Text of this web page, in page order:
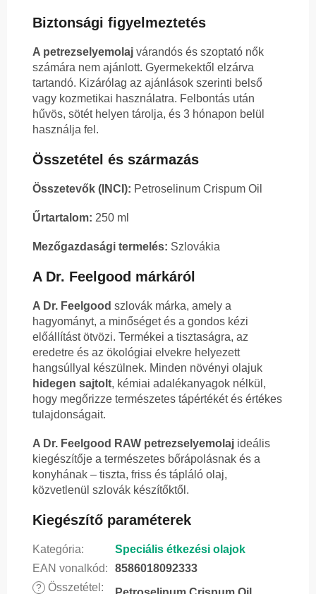
Biztonsági figyelmeztetés
A petrezselyemolaj várandós és szoptató nők
számára nem ajánlott. Gyermekektől elzárva
tartandó. Kizárólag az ajánlások szerinti belső
vagy kozmetikai használatra. Felbontás után
hűvös, sötét helyen tárolja, és 3 hónapon belül
használja fel.
Összetétel és származás
Összetevők (INCI): Petroselinum Crispum Oil
Űrtartalom: 250 ml
Mezőgazdasági termelés: Szlovákia
A Dr. Feelgood márkáról
A Dr. Feelgood szlovák márka, amely a
hagyományt, a minőséget és a gondos kézi
előállítást ötvözi. Termékei a tisztaságra, az
eredetre és az ökológiai elvekre helyezett
hangsúllyal készülnek. Minden növényi olajuk
hidegen sajtolt, kémiai adalékanyagok nélkül,
hogy megőrizze természetes tápértékét és értékes
tulajdonságait.
A Dr. Feelgood RAW petrezselyemolaj ideális
kiegészítője a természetes bőrápolásnak és a
konyhának – tiszta, friss és tápláló olaj,
közvetlenül szlovák készítőktől.
Kiegészítő paraméterek
Kategória:
Speciális étkezési olajok
EAN vonalkód: 8586018092333
? Összetétel :